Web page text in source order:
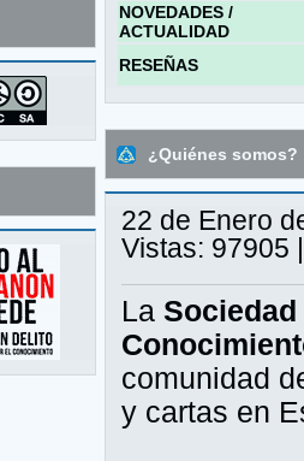
NOVEDADES /
ACTUALIDAD
RESEÑAS
¿Quiénes somos?
22 de Enero
Vistas: 97905
La
comunidad
y cartas en